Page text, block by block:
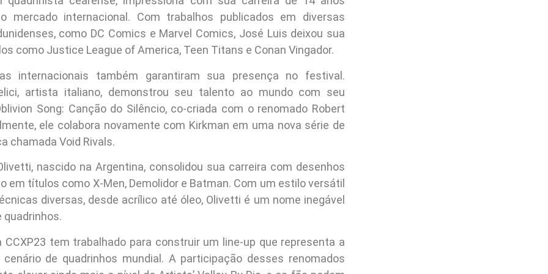
mercado internacional. Com trabalhos publicados em diversas
como DC Comics e Marvel Comics, José Luis deixou sua
como Justice League of America, Teen Titans e Conan Vingador.
internacionais também garantiram sua presença no festival.
artista italiano, demonstrou seu talento ao mundo com seu
Song: Canção do Silêncio, co-criada com o renomado Robert
ele colabora novamente com Kirkman em uma nova série de
chamada Void Rivals.
nascido na Argentina, consolidou sua carreira com desenhos
em títulos como X-Men, Demolidor e Batman. Com um estilo versátil
diversas, desde acrílico até óleo, Olivetti é um nome inegável
quadrinhos.
CCXP23 tem trabalhado para construir um line-up que representa a
de quadrinhos mundial. A participação desses renomados